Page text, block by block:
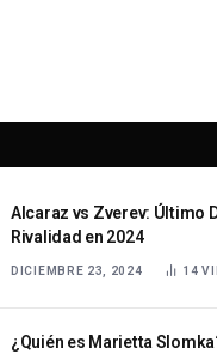
Alcaraz vs Zverev: Último
Rivalidad en 2024
DICIEMBRE 23, 2024 14
¿Quién es Marietta